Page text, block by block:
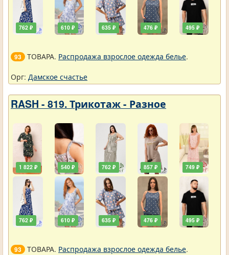
762 ₽ 610 ₽ 635 ₽ 476 ₽ 495 ₽
93 ТОВАРА. Распродажа взрослое одежда белье.
Орг: Дамское счастье
RASH - 819. Трикотаж - Разное
1 822 ₽
762 ₽
540 ₽
610 ₽
762 ₽
635 ₽
857 ₽
476 ₽
749 ₽
495 ₽
93 ТОВАРА. Распродажа взрослое одежда белье.